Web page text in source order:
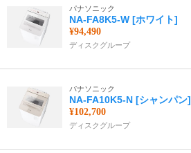
パナソニック
NA-FA8K5-W [ホワイト]
¥94,490
ディスクグループ
パナソニック
NA-FA10K5-N [シャンパン]
¥102,700
ディスクグループ